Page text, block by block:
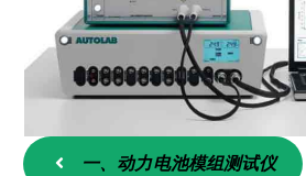
一、动力电池模组测试仪